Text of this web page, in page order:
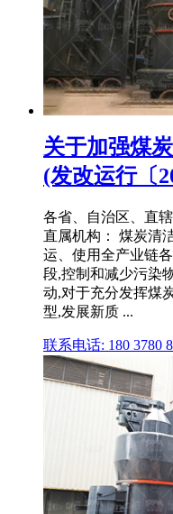
关于加强煤
(发改运行〔
各省、自治区、直
直属机构： 煤炭清
运、使用全产业链
段,控制和减少污染
动,对于充分发挥煤
型,发展新质 ...
联系电话: 180 3780